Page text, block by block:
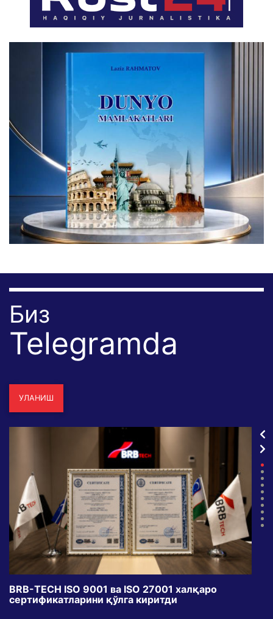
Биз
Telegramda
УЛАНИШ
BRB-TECH ISO 9001 ва ISO 27001 халқаро
сертификатларини қўлга киритди